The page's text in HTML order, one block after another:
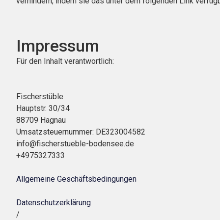
Impressum
Für den Inhalt verantwortlich:
Fischerstüble
Hauptstr. 30/34
88709 Hagnau
Umsatzsteuernummer: DE323004582
info@fischerstueble-bodensee.de
+4975327333
Allgemeine Geschäftsbedingungen
Datenschutzerklärung
/